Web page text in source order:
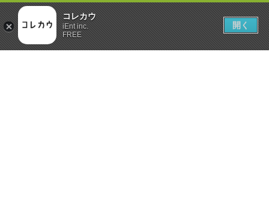
コレカウ
iEnt inc.
FREE
開く